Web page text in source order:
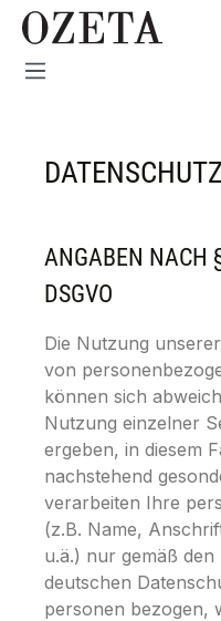
Zum Hauptinhalt springen
ANGABEN NACH
DSGVO
Die Nutzung
von
können sich
Nutzung einzelner
ergeben, in diesem
nachstehend
verarbeiten Ihre
(z.B. Name,
u.ä.) nur gemäß den
deutschen
personen bezogen,